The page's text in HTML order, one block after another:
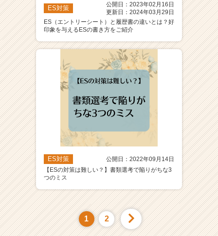
ES対策
公開日：2023年02月16日
更新日：2024年03月29日
ES（エントリーシート）と履歴書の違いとは？好
印象を与えるESの書き方をご紹介
ES対策
公開日：2022年09月14日
【ESの対策は難しい？】書類選考で陥りがちな3
つのミス
1 2